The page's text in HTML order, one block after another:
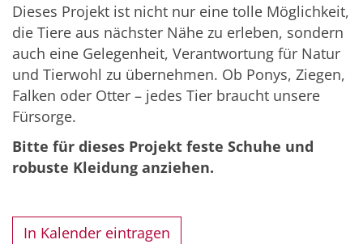
Dieses Projekt ist nicht nur eine tolle Möglichkeit,
die Tiere aus nächster Nähe zu erleben, sondern
auch eine Gelegenheit, Verantwortung für Natur
und Tierwohl zu übernehmen. Ob Ponys, Ziegen,
Falken oder Otter – jedes Tier braucht unsere
Fürsorge.
Bitte für dieses Projekt feste Schuhe und
robuste Kleidung anziehen.
In Kalender eintragen